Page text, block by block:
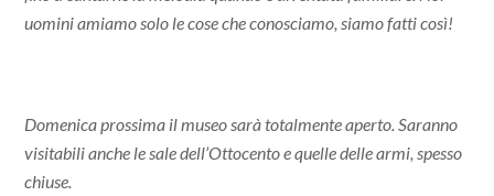
uomini amiamo solo le cose che conosciamo, siamo fatti così!
Domenica prossima il museo sarà totalmente aperto. Saranno
visitabili anche le sale dell’Ottocento e quelle delle armi, spesso
chiuse.